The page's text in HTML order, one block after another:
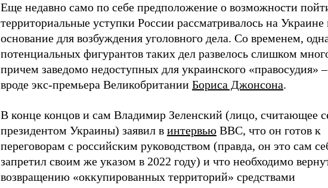
Еще недавно само по себе предположение о возможности
территориальные уступки России рассматривалось на Украине
основание для возбуждения уголовного дела. Со временем,
потенциальных фигурантов таких дел развелось слишком
причем заведомо недоступных для украинского «правосудия» –
вроде экс-премьера Великобритании Бориса Джонсона.
В конце концов и сам Владимир Зеленский (лицо, считающее
президентом Украины) заявил в интервью ВВС, что он готов к
переговорам с российским руководством (правда, он это сам
запретил своим же указом в 2022 году) и что необходимо
возвращению «оккупированных территорий» средствами